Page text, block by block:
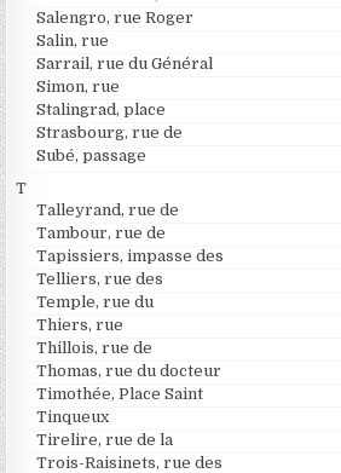
Salengro, rue Roger
Salin, rue
Sarrail, rue du Général
Simon, rue
Stalingrad, place
Strasbourg, rue de
Subé, passage
T
Talleyrand, rue de
Tambour, rue de
Tapissiers, impasse des
Telliers, rue des
Temple, rue du
Thiers, rue
Thillois, rue de
Thomas, rue du docteur
Timothée, Place Saint
Tinqueux
Tirelire, rue de la
Trois-Raisinets, rue des